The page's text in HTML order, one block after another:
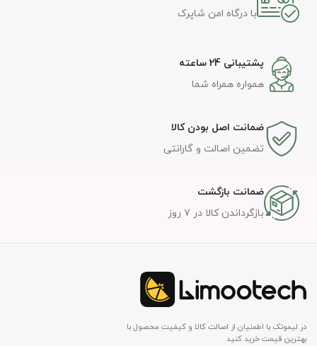
با درگاه امن شاپرک
پشتیبانی 24 ساعته
همواره همراه شما
ضمانت اصل بودن کالا
تضمین اصالت و گارانتی
ضمانت بازگشت
بازگرداندن کالا در ۷ روز
در لیموتک با اطمنیان از اصالت کالا و کیفیت محصول با
بهترین قیمت خرید کنید